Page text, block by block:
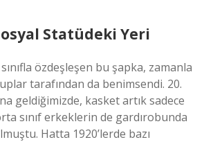
Statüdeki Yeri
özdeşleşen bu şapka, zamanla
tarafından da benimsendi. 20.
geldiğimizde, kasket artık sadece
sınıf erkeklerin de gardırobunda
Hatta 1920’lerde bazı